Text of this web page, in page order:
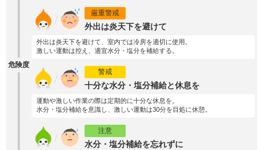
危険度
厳重警戒
外出は炎天下を避けて
外出は炎天下を避けて、室内では冷房を適切に使用。
激しい運動は控え、適宜水分・塩分を補給する。
警戒
十分な水分・塩分補給と休息を
運動や激しい作業の際は定期的に十分な休息を。
水分・塩分補給を意識し、激しい運動は30分を目処に休憩。
注意
水分・塩分補給を忘れずに